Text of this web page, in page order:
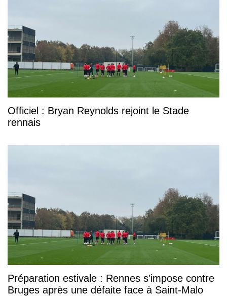
Officiel : Bryan Reynolds rejoint le Stade
rennais
Préparation estivale : Rennes s’impose contre
Bruges après une défaite face à Saint-Malo